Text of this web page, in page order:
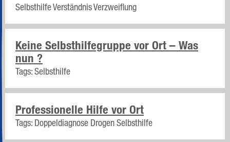
SelbsthilfeVerständnisVerzweiflung
Keine Selbsthilfegruppe vor Ort – Was
nun ?
Tags:Selbsthilfe
Professionelle Hilfe vor Ort
Tags: Doppeldiagnose DrogenSelbsthilfe